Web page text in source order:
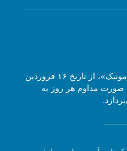
مجله آنلاین موسیقی «گفتگوی هارمونیک»، از تاریخ ۱۶ فروردین
به صورت مداوم هر روز به